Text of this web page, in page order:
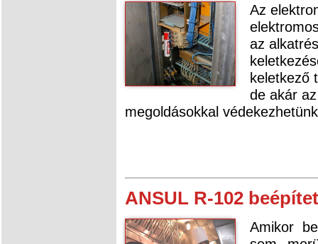
Az
az
keletkező
de akár
megoldásokkal
ANSUL R-102
Amikor